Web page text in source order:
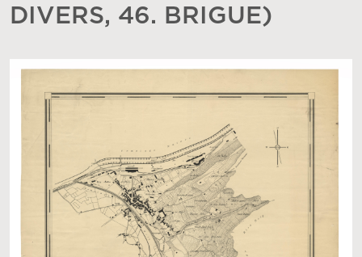
DIVERS, 46. BRIGUE)